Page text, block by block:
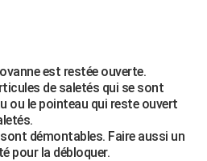
est restée ouverte.
de saletés qui se sont
ou le pointeau qui reste ouvert
démontables. Faire aussi un
pour la débloquer.